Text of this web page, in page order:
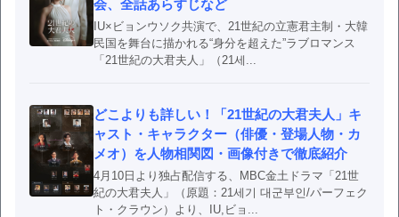
会、全話あらすじなど
IU×ビョンウソク共演で、21世紀の立憲君主制・大韓
民国を舞台に描かれる“身分を超えた”ラブロマンス
「21世紀の大君夫人」（21세...
どこよりも詳しい！「21世紀の大君夫人」キ
ャスト・キャラクター（俳優・登場人物・カ
メオ）を人物相関図・画像付きで徹底紹介
4月10日より独占配信する、MBC金土ドラマ「21世
紀の大君夫人」（原題：21세기 대군부인/パーフェク
ト・クラウン）より、IU,ビョ...